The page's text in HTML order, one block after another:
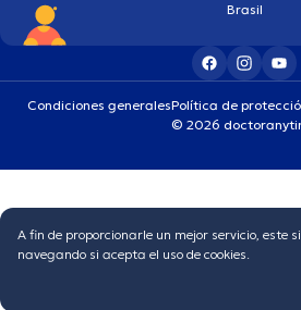
Brasil
Condiciones generalesPolítica de
© 2026
A fin de proporcionarle un mejor servicio, este
navegando si acepta el uso de cookies.